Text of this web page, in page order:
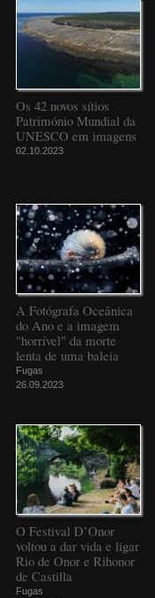
Os 42 novos sítios
Património Mundial da
UNESCO em imagens
02.10.2023
A Fotógrafa Oceânica
do Ano e a imagem
"horrível" da morte
lenta de uma baleia
Fugas
26.09.2023
O Festival D’Onor
voltou a dar vida e ligar
Rio de Onor e Rihonor
de Castilla
Fugas